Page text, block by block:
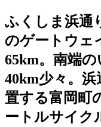
ふくしま浜通
のゲートウェ
65km。南端
40km少々。
置する富岡町
ートルサイク